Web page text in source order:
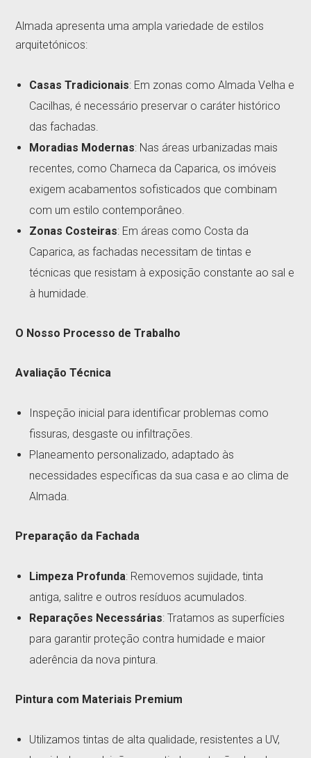
Almada apresenta uma ampla variedade de estilos
arquitetónicos:
Casas Tradicionais: Em zonas como Almada Velha e
Cacilhas, é necessário preservar o caráter histórico
das fachadas.
Moradias Modernas: Nas áreas urbanizadas mais
recentes, como Charneca da Caparica, os imóveis
exigem acabamentos sofisticados que combinam
com um estilo contemporâneo.
Zonas Costeiras: Em áreas como Costa da
Caparica, as fachadas necessitam de tintas e
técnicas que resistam à exposição constante ao sal e
à humidade.
O Nosso Processo de Trabalho
Avaliação Técnica
Inspeção inicial para identificar problemas como
fissuras, desgaste ou infiltrações.
Planeamento personalizado, adaptado às
necessidades específicas da sua casa e ao clima de
Almada.
Preparação da Fachada
Limpeza Profunda: Removemos sujidade, tinta
antiga, salitre e outros resíduos acumulados.
Reparações Necessárias: Tratamos as superfícies
para garantir proteção contra humidade e maior
aderência da nova pintura.
Pintura com Materiais Premium
Utilizamos tintas de alta qualidade, resistentes a UV,